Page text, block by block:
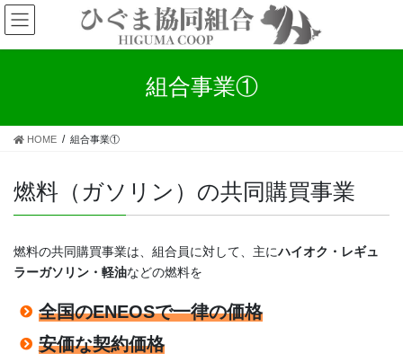
コ
ン
ナ
ビ
組合事業①
HOME 組合事業①
燃料（ガソリン）の共同購買事業
燃料の共同購買事業は、組合員に対して、主にハイオク・レギュ
ラーガソリン・軽油などの燃料を
全国のENEOSで一律の価格
安価な契約価格